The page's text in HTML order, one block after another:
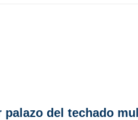
del techado